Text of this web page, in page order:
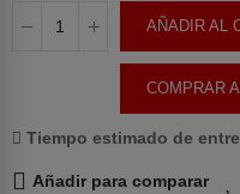
AÑADIR AL
COMPRAR
Tiempo estimado de
Añadir para comparar